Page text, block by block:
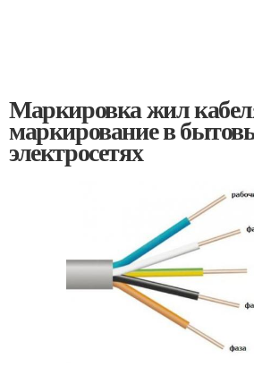
Маркировка жил
маркирование в
электросетях